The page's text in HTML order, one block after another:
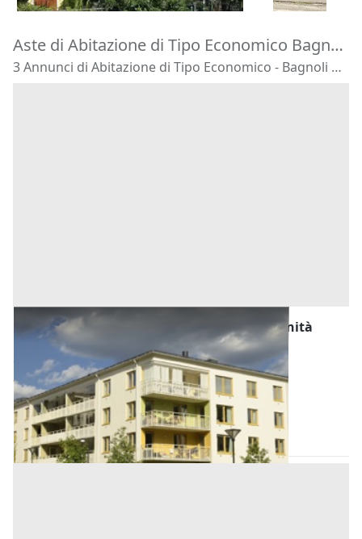
Aste di Abitazione di Tipo Economico Bagnoli di Sopra
3 Annunci di Abitazione di Tipo Economico - Bagnoli di Sopra
Asta Abitazione con porzione al grezzo e unità
artigianale
Bagnoli di Sopra (Padova)
Offerta minima
38.250 € 51.000 €
Codice asta: ab923b6c
Asta chiusa